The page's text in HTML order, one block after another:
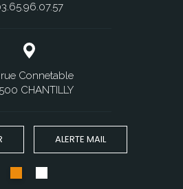
Connetable
CHANTILLY
ALERTE MAIL